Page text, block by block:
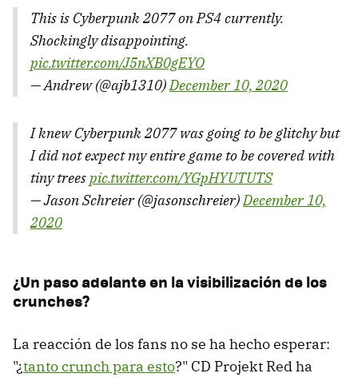
This is Cyberpunk 2077 on PS4 currently.
Shockingly disappointing.
pic.twitter.com/J5nXB0gEYO
— Andrew (@ajb1310)December 10, 2020
I knew Cyberpunk 2077 was going to be glitchy but
I did not expect my entire game to be covered with
tiny treespic.twitter.com/YGpHYUTUTS
— Jason Schreier (@jasonschreier)December 10,
2020
¿Un paso adelante en la visibilización de los
crunches?
La reacción de los fans no se ha hecho esperar:
"¿tanto crunch para esto?" CD Projekt Red ha